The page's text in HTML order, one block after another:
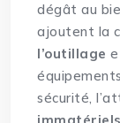
dégât au
ajoutent la
l’outillage
sécurité,